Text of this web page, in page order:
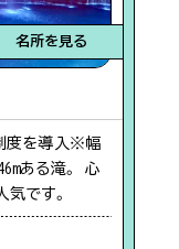
名所を見る
度を導入※幅
ある滝。 心
です。